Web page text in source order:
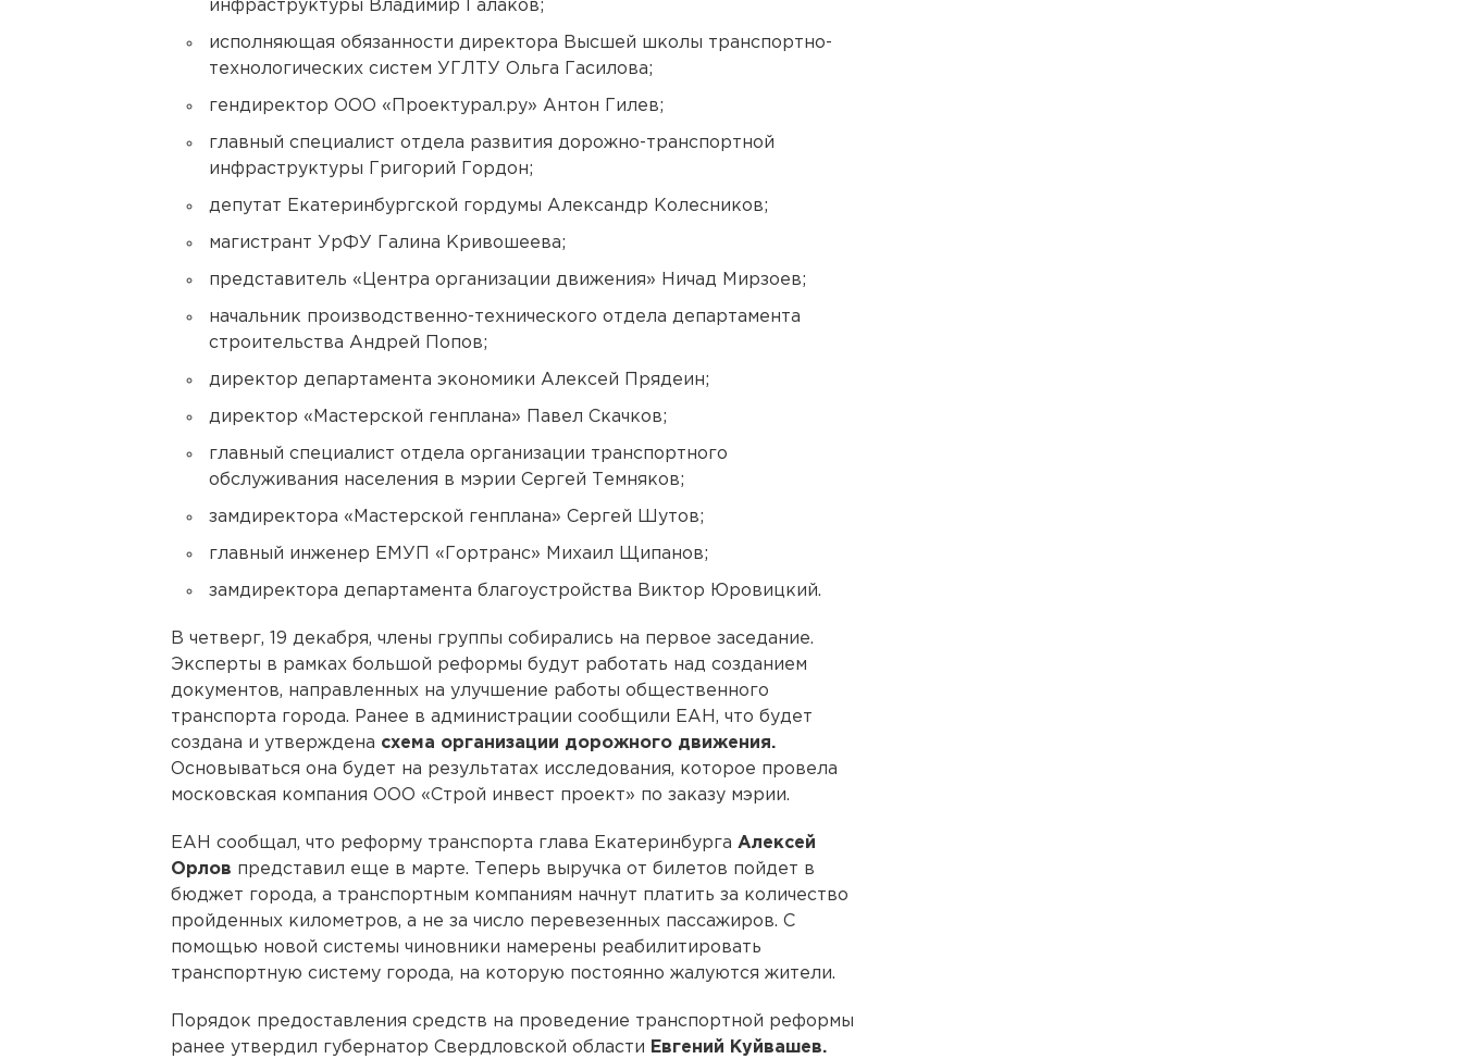
инфраструктуры Владимир Галаков;
исполняющая обязанности директора Высшей школы транспортно-
технологических систем УГЛТУ Ольга Гасилова;
гендиректор ООО «Проектурал.ру» Антон Гилев;
главный специалист отдела развития дорожно-транспортной
инфраструктуры Григорий Гордон;
депутат Екатеринбургской гордумы Александр Колесников;
магистрант УрФУ Галина Кривошеева;
представитель «Центра организации движения» Ничад Мирзоев;
начальник производственно-технического отдела департамента
строительства Андрей Попов;
директор департамента экономики Алексей Прядеин;
директор «Мастерской генплана» Павел Скачков;
главный специалист отдела организации транспортного
обслуживания населения в мэрии Сергей Темняков;
замдиректора «Мастерской генплана» Сергей Шутов;
главный инженер ЕМУП «Гортранс» Михаил Щипанов;
замдиректора департамента благоустройства Виктор Юровицкий.
В четверг, 19 декабря, члены группы собирались на первое заседание.
Эксперты в рамках большой реформы будут работать над созданием
документов, направленных на улучшение работы общественного
транспорта города. Ранее в администрации сообщили ЕАН, что будет
создана и утверждена схема организации дорожного движения.
Основываться она будет на результатах исследования, которое провела
московская компания ООО «Строй инвест проект» по заказу мэрии.
ЕАН сообщал, что реформу транспорта глава Екатеринбурга Алексей
Орлов представил еще в марте. Теперь выручка от билетов пойдет в
бюджет города, а транспортным компаниям начнут платить за количество
пройденных километров, а не за число перевезенных пассажиров. С
помощью новой системы чиновники намерены реабилитировать
транспортную систему города, на которую постоянно жалуются жители.
Порядок предоставления средств на проведение транспортной реформы
ранее утвердил губернатор Свердловской области Евгений Куйвашев.